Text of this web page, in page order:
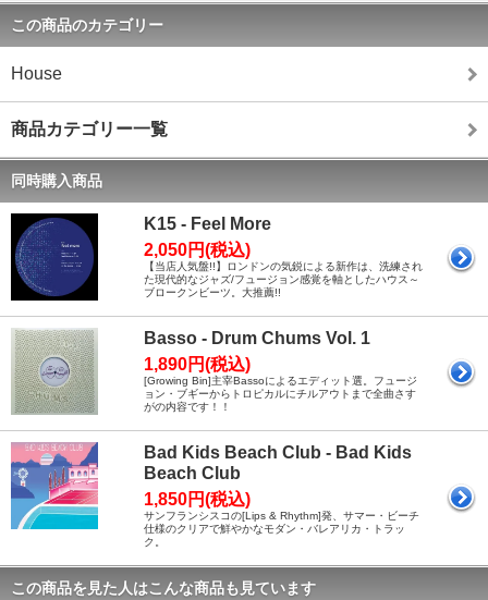
この商品のカテゴリー
House
商品カテゴリー一覧
同時購入商品
K15 - Feel More
2,050円(税込)
【当店人気盤!!】ロンドンの気鋭による新作は、洗練され
た現代的なジャズ/フュージョン感覚を軸としたハウス～
ブロークンビーツ。大推薦!!
Basso - Drum Chums Vol. 1
1,890円(税込)
[Growing Bin]主宰Bassoによるエディット選。フュージ
ョン・ブギーからトロピカルにチルアウトまで全曲さす
がの内容です！！
Bad Kids Beach Club - Bad Kids
Beach Club
1,850円(税込)
サンフランシスコの[Lips & Rhythm]発、サマー・ビーチ
仕様のクリアで鮮やかなモダン・バレアリカ・トラッ
ク。
この商品を見た人はこんな商品も見ています